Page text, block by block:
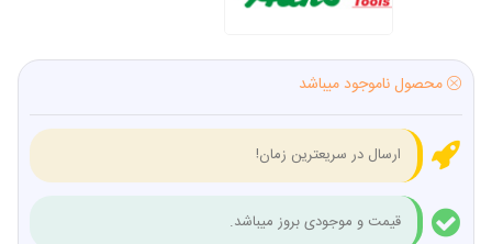
محصول ناموجود میباشد
ارسال در سریعترین زمان!
قیمت و موجودی بروز میباشد.